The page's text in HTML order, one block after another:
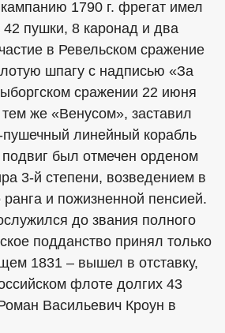
1790 г. фрегат имел
42 пушки, 8 каронад и два
в Ревельском сражение
шпагу с надписью «За
сражении 22 июня
же «Венусом», заставил
пушечный линейный корабль
подвиг был отмечен орденом
3-й степени, возведением в
ранга и пожизненной пенсией.
до звания полного
подданство принял только
1831 – вышел в отставку,
флоте долгих 43
Васильевич Кроун в